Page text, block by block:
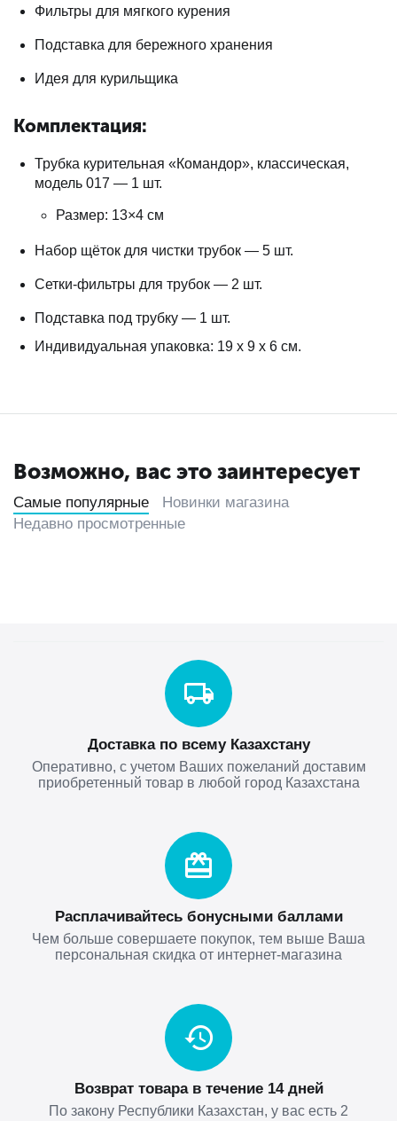
Фильтры для мягкого курения
Подставка для бережного хранения
Идея для курильщика
Комплектация:
Трубка курительная «Командор», классическая,
модель 017 — 1 шт.
Размер: 13×4 см
Набор щёток для чистки трубок — 5 шт.
Сетки-фильтры для трубок — 2 шт.
Подставка под трубку — 1 шт.
Индивидуальная упаковка: 19 х 9 х 6 см.
Возможно, вас это заинтересует
Самые популярные
Новинки магазина
Недавно просмотренные
Доставка по всему Казахстану
Оперативно, с учетом Ваших пожеланий доставим
приобретенный товар в любой город Казахстана
Расплачивайтесь бонусными баллами
Чем больше совершаете покупок, тем выше Ваша
персональная скидка от интернет-магазина
Возврат товара в течение 14 дней
По закону Республики Казахстан, у вас есть 2